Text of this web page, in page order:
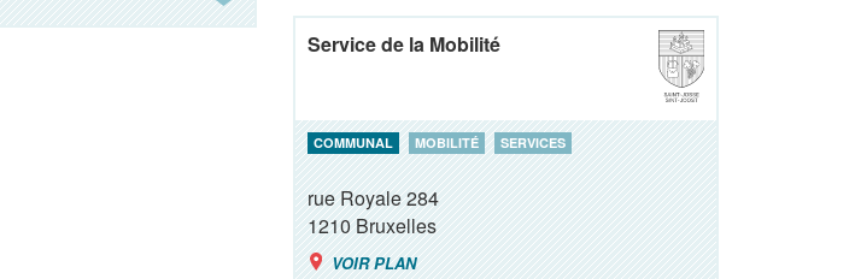
Service de la Mobilité
COMMUNAL MOBILITÉ SERVICES
rue Royale 284
1210Bruxelles
VOIR PLAN